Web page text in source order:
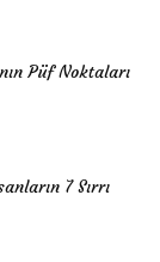
Püf Noktaları
7 Sırrı